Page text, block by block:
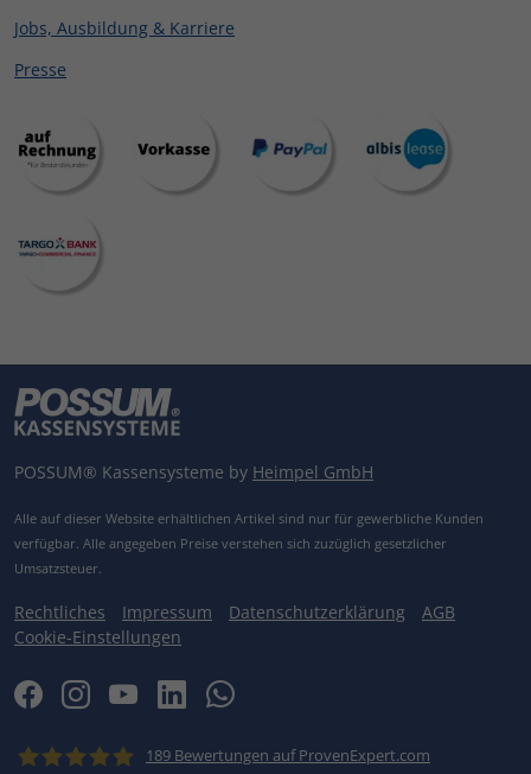
Jobs, Ausbildung & Karriere
Presse
POSSUM® Kassensysteme by Heimpel GmbH
Alle auf dieser Website erhältlichen Artikel sind nur für gewerbliche Kunden
verfügbar. Alle angegeben Preise verstehen sich zuzüglich gesetzlicher
Umsatzsteuer.
Rechtliches Impressum Datenschutzerklärung
AGB
Cookie-Einstellungen
189 Bewertungen auf ProvenExpert.com